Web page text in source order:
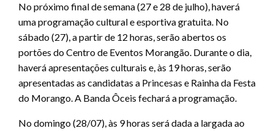
No próximo final de semana (27 e 28 de julho), haverá
uma programação cultural e esportiva gratuita. No
sábado (27), a partir de 12 horas, serão abertos os
portões do Centro de Eventos Morangão. Durante o dia,
haverá apresentações culturais e, às 19 horas, serão
apresentadas as candidatas a Princesas e Rainha da Festa
do Morango. A Banda Ôceis fechará a programação.
No domingo (28/07), às 9 horas será dada a largada ao